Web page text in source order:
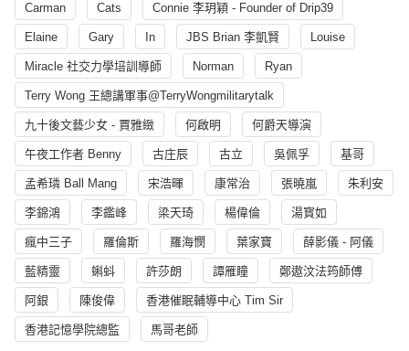
Carman Cats Connie 李玥穎 - Founder of Drip39
Elaine Gary In JBS Brian 李凱賢 Louise
Miracle 社交力學培訓導師 Norman Ryan
Terry Wong 王總講軍事@TerryWongmilitarytalk
九十後文藝少女 - 賈雅緻 何啟明 何爵天導演
午夜工作者 Benny 古庄辰 古立 吳佩孚 基哥
孟希璘 Ball Mang 宋浩暉 康常治 張曉嵐 朱利安
李錦鴻 李鑑峰 梁天琦 楊偉倫 湯寳如
瘋中三子 羅倫斯 羅海憫 葉家寶 薛影儀 - 阿儀
藍精靈 蝌蚪 許莎朗 譚雁瞳 鄭遨汶法筠師傅
阿銀 陳俊偉 香港催眠輔導中心 Tim Sir
香港記憶學院總監 馬哥老師